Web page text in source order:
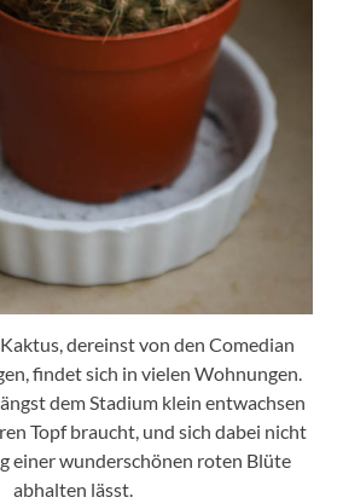
dereinst von den Comedian
findet sich in vielen Wohnungen.
dem Stadium klein entwachsen
Topf braucht, und sich dabei nicht
einer wunderschönen roten Blüte
abhalten lässt.